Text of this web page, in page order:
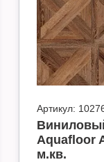
Артикул:
Aquafloor
м.кв.